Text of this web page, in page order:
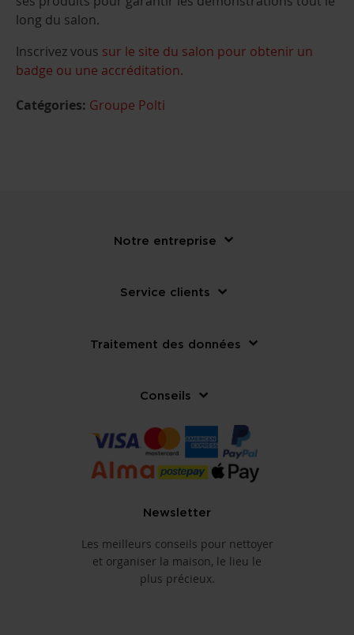
long du salon.
Inscrivez vous sur le site du salon pour obtenir un
badge ou une accréditation.
Catégories: Groupe Polti
Notre entreprise
Service clients
Traitement des données
Conseils
Newsletter
Les meilleurs conseils pour nettoyer
et organiser la maison, le lieu le
plus précieux.